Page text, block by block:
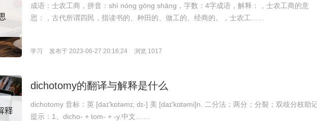
成语：士农工商，拼音：shì nóng gōng shāng，字数：4字成语，解释：，士农工商的意
思：，古代所谓四民，指读书的、种田的、做工的、经商的。，士农工……
学习 发布于 2023-06-27 20:16:24 浏览 1017
dichotomy的翻译与解释是什么
dichotomy 音标：英 [daɪ'kɒtəmɪ; dɪ-] 美 [daɪ'kɑtəmi]n. 二分法；两分；分裂；双歧分枝助
提示：1、dicho- + tom- + -y.中文……